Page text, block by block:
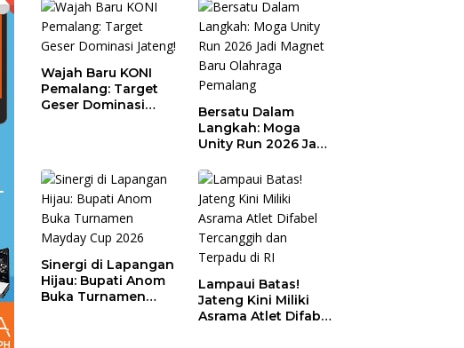
Wajah Baru KONI
Pemalang: Target
Geser Dominasi
Bersatu Dalam
Langkah: Moga
Unity Run 2026 Jadi
Olahraga Pemalang
Sinergi di Lapangan
Hijau: Bupati Anom
Buka Turnamen
Lampaui Batas!
Jateng Kini Miliki
Asrama Atlet Difabel